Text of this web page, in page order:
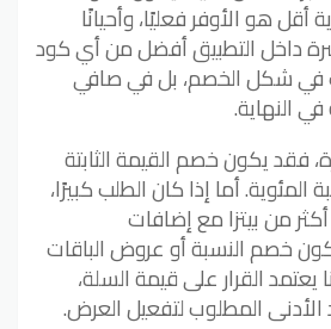
هو الأوفر فعليًا، وأحيانًا
داخل التطبيق أفضل من أي كود
في شكل الخصم، بل في صافي
النهاية.
فقد يكون خصم القيمة الثابتة
أما إذا كان الطلب كبيرًا،
من بيتزا مع إضافات
خصم النسبة أو عروض الباقات
يعتمد القرار على قيمة السلة،
الأدنى المطلوب لتفعيل العرض.